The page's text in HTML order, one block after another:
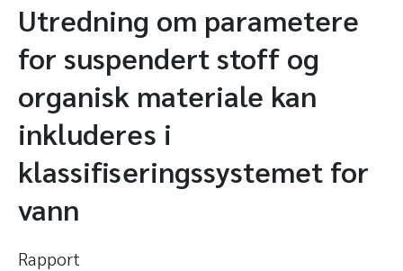
Utredning om parametere
for suspendert stoff og
organisk materiale kan
inkluderes i
klassifiseringssystemet for
vann
Rapport